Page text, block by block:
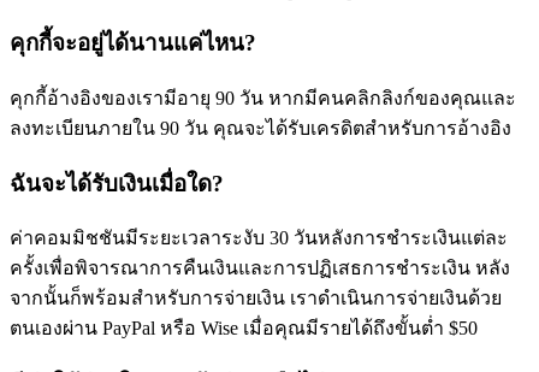
คุกกี้จะอยู่ได้นานแค่ไหน?
คุกกี้อ้างอิงของเรามีอายุ 90 วัน หากมีคนคลิกลิงก์ของคุณและ
ลงทะเบียนภายใน 90 วัน คุณจะได้รับเครดิตสำหรับการอ้างอิง
ฉันจะได้รับเงินเมื่อใด?
ค่าคอมมิชชันมีระยะเวลาระงับ 30 วันหลังการชำระเงินแต่ละ
ครั้งเพื่อพิจารณาการคืนเงินและการปฏิเสธการชำระเงิน หลัง
จากนั้นก็พร้อมสำหรับการจ่ายเงิน เราดำเนินการจ่ายเงินด้วย
ตนเองผ่าน PayPal หรือ Wise เมื่อคุณมีรายได้ถึงขั้นต่ำ $50